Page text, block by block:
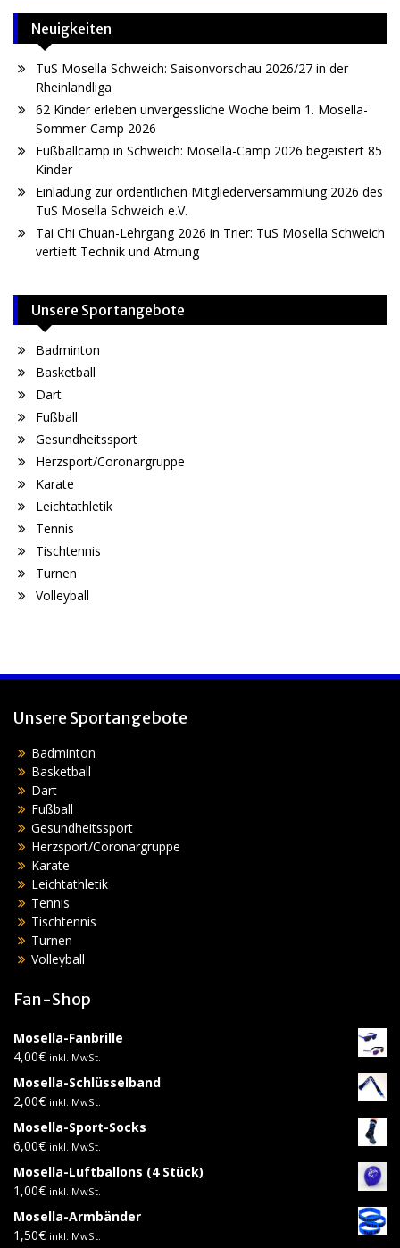
Neuigkeiten
TuS Mosella Schweich: Saisonvorschau 2026/27 in der
Rheinlandliga
62 Kinder erleben unvergessliche Woche beim 1. Mosella-
Sommer-Camp 2026
Fußballcamp in Schweich: Mosella-Camp 2026 begeistert 85
Kinder
Einladung zur ordentlichen Mitgliederversammlung 2026 des
TuS Mosella Schweich e.V.
Tai Chi Chuan-Lehrgang 2026 in Trier: TuS Mosella Schweich
vertieft Technik und Atmung
Unsere Sportangebote
Badminton
Basketball
Dart
Fußball
Gesundheitssport
Herzsport/Coronargruppe
Karate
Leichtathletik
Tennis
Tischtennis
Turnen
Volleyball
Unsere Sportangebote
Badminton
Basketball
Dart
Fußball
Gesundheitssport
Herzsport/Coronargruppe
Karate
Leichtathletik
Tennis
Tischtennis
Turnen
Volleyball
Fan-Shop
Mosella-Fanbrille
4,00€ inkl. MwSt.
Mosella-Schlüsselband
2,00€ inkl. MwSt.
Mosella-Sport-Socks
6,00€ inkl. MwSt.
Mosella-Luftballons (4 Stück)
1,00€ inkl. MwSt.
Mosella-Armbänder
1,50€ inkl. MwSt.